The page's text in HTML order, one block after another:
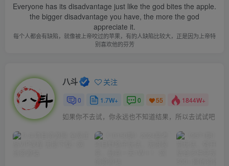
Everyone has its disadvantage just like the god bites the apple.
the bigger disadvantage you have, the more the god
appreciate it.
每个人都会有缺陷，就像被上帝咬过的苹果，有的人缺陷比较大，正是因为上帝特
别喜欢他的芬芳
八斗 关注
0 1.7W+ 0 55 1844W+
如果你不去试，你永远也不知道结果，所以去试试吧